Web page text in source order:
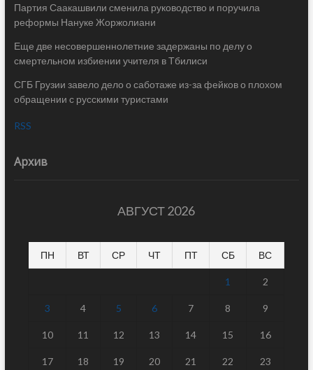
Партия Саакашвили сменила руководство и поручила
реформы Нануке Жоржолиани
Еще две несовершеннолетние задержаны по делу о
смертельном избиении учителя в Тбилиси
СГБ Грузии завело дело о саботаже из-за фейков о плохом
обращении с русскими туристами
RSS
Архив
АВГУСТ 2026
ПН ВТ СР ЧТ ПТ СБ ВС
1 2
3 4 5 6 7 8 9
10 11 12 13 14 15 16
17 18 19 20 21 22 23